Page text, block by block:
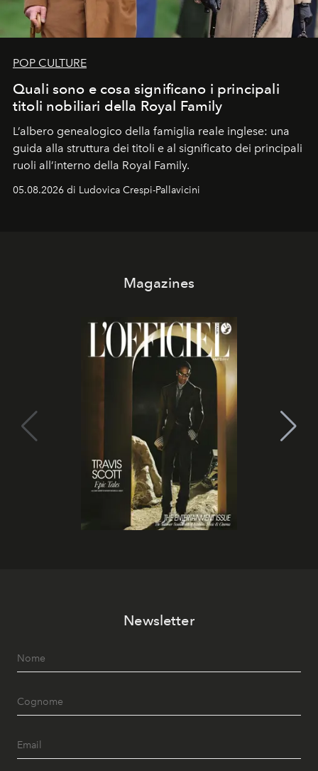
POP CULTURE
Quali sono e cosa significano i principali
titoli nobiliari della Royal Family
L’albero genealogico della famiglia reale inglese: una
guida alla struttura dei titoli e al significato dei principali
ruoli all’interno della Royal Family.
05.08.2026 di Ludovica Crespi-Pallavicini
Magazines
Newsletter